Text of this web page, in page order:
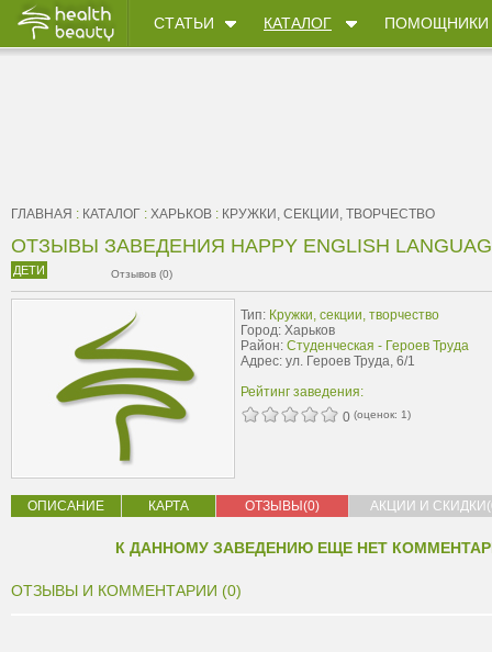
СТАТЬИ КАТАЛОГ ПОМОЩНИКИ
ГЛАВНАЯ : КАТАЛОГ : ХАРЬКОВ : КРУЖКИ, СЕКЦИИ, ТВОРЧЕСТВО
ОТЗЫВЫ ЗАВЕДЕНИЯ HAPPY ENGLISH
ДЕТИ Отзывов (0)
Тип: Кружки, секции, творчество
Город: Харьков
Район: Студенческая - Героев Труда
Адрес: ул. Героев Труда, 6/1
Рейтинг заведения:
0 (оценок: 1)
ОПИСАНИЕ КАРТА ОТЗЫВЫ(0) АКЦИИ И
К ДАННОМУ ЗАВЕДЕНИЮ ЕЩЕ НЕТ
ОТЗЫВЫ И КОММЕНТАРИИ (0)